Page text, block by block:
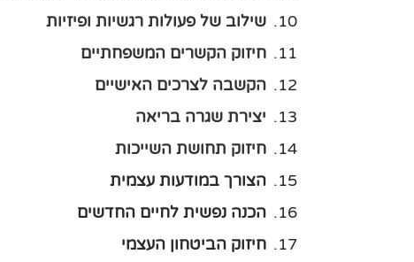
שילוב של פעולות רגשיות ופיזיות
חיזוק הקשרים המשפחתיים
הקשבה לצרכים האישיים
יצירת שגרה בריאה
חיזוק תחושת השייכות
הצורך במודעות עצמית
הכנה נפשית לחיים החדשים
חיזוק הביטחון העצמי